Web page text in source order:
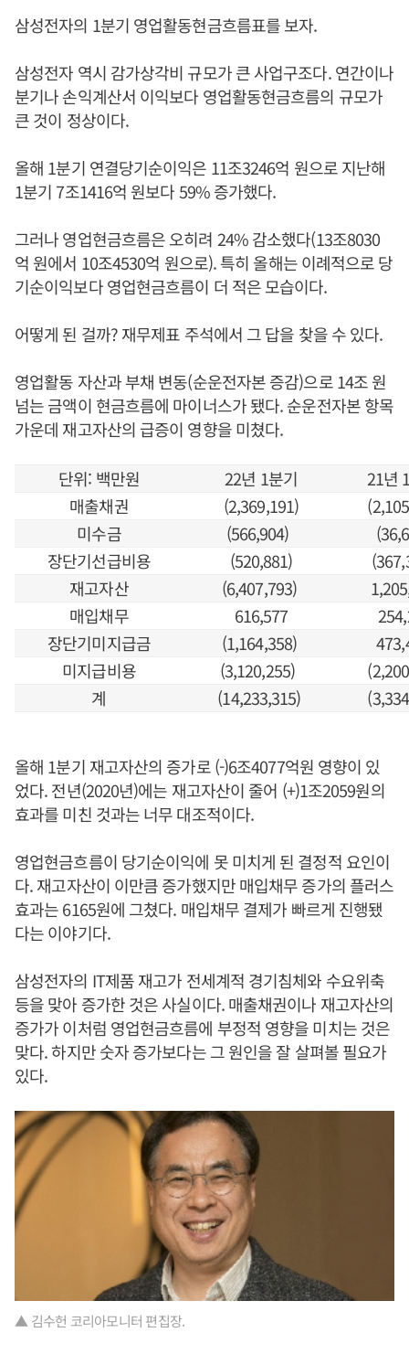
삼성전자의 1분기 영업활동현금흐름표를 보자.
삼성전자 역시 감가상각비 규모가 큰 사업구조다. 연간이나
분기나 손익계산서 이익보다 영업활동현금흐름의 규모가
큰 것이 정상이다.
올해 1분기 연결당기순이익은 11조3246억 원으로 지난해
1분기 7조1416억 원보다 59% 증가했다.
그러나 영업현금흐름은 오히려 24% 감소했다(13조8030
억 원에서 10조4530억 원으로). 특히 올해는 이례적으로 당
기순이익보다 영업현금흐름이 더 적은 모습이다.
어떻게 된 걸까? 재무제표 주석에서 그 답을 찾을 수 있다.
영업활동 자산과 부채 변동(순운전자본 증감)으로 14조 원
넘는 금액이 현금흐름에 마이너스가 됐다. 순운전자본 항목
가운데 재고자산의 급증이 영향을 미쳤다.
단위: 백만원 22년 1분기
21년
매출채권
(2,369,191)
미수금
(566,904)
장단기선급비용
(520,881)
재고자산
(6,407,793)
매입채무
616,577
장단기미지급금
(1,164,358)
미지급비용
(3,120,255)
계
(14,233,315)
올해 1분기 재고자산의 증가로 (-)6조4077억원 영향이 있
었다. 전년(2020년)에는 재고자산이 줄어 (+)1조2059원의
효과를 미친 것과는 너무 대조적이다.
영업현금흐름이 당기순이익에 못 미치게 된 결정적 요인이
다. 재고자산이 이만큼 증가했지만 매입채무 증가의 플러스
효과는 6165원에 그쳤다. 매입채무 결제가 빠르게 진행됐
다는 이야기다.
삼성전자의 IT제품 재고가 전세계적 경기침체와 수요위축
등을 맞아 증가한 것은 사실이다. 매출채권이나 재고자산의
증가가 이처럼 영업현금흐름에 부정적 영향을 미치는 것은
맞다. 하지만 숫자 증가보다는 그 원인을 잘 살펴볼 필요가
있다.
▲ 김수헌 코리아모니터 편집장.